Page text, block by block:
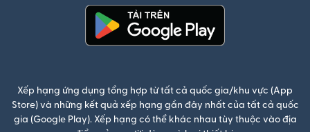
Xếp hạng ứng dụng tổng hợp từ tất cả quốc gia/khu vực (App
Store) và những kết quả xếp hạng gần đây nhất của tất cả quốc
gia (Google Play). Xếp hạng có thể khác nhau tùy thuộc vào địa